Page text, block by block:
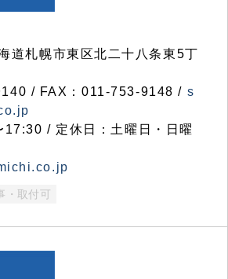
札幌市東区北二十八条東5丁
/ FAX：011-753-9148 / s
/ 定休日：土曜日・日曜
・取付可